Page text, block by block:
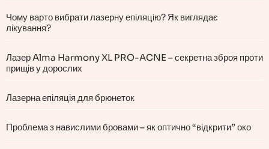
Чому варто вибрати лазерну епіляцію? Як виглядає
лікування?
Лазер Alma Harmony XL PRO-ACNE – секретна зброя проти
прищів у дорослих
Лазерна епіляція для брюнеток
Проблема з навислими бровами – як оптично “відкрити” око